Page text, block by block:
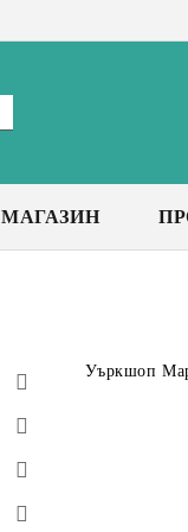
МАГАЗИН
Уъркшоп